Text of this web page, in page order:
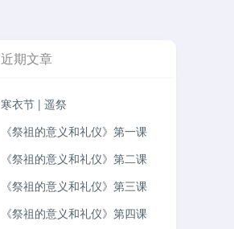
近期文章
寒衣节 | 遥祭
《祭祖的意义和礼仪》第一课
《祭祖的意义和礼仪》第二课
《祭祖的意义和礼仪》第三课
《祭祖的意义和礼仪》第四课